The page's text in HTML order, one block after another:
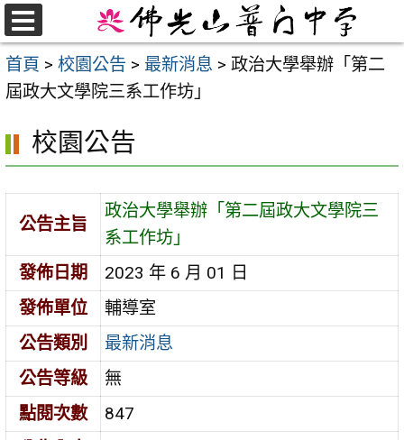
跳
至
主
要
首頁 > 校園公告 > 最新消息 > 政治大學舉辦「第二
屆政大文學院三系工作坊」
校園公告
公告主旨
政治大學舉辦「第二屆政大文學院三
系工作坊」
發佈日期
2023 年 6 月 01 日
發佈單位
輔導室
公告類別
最新消息
公告等級
無
點閱次數
847
選
單